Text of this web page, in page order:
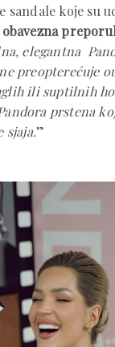
sandale koje su
elegantna
preopterećuje
ili suptilnih
prstena
sjaja.”